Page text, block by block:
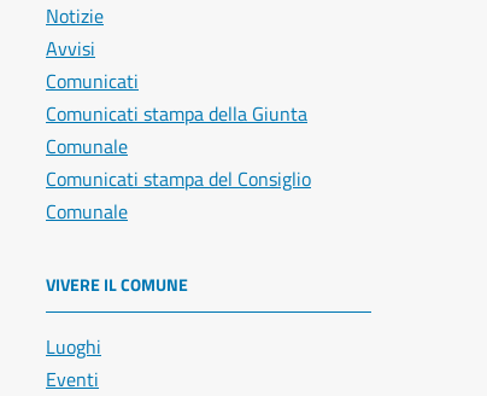
Notizie
Avvisi
Comunicati
Comunicati stampa della Giunta
Comunale
Comunicati stampa del Consiglio
Comunale
VIVERE IL COMUNE
Luoghi
Eventi